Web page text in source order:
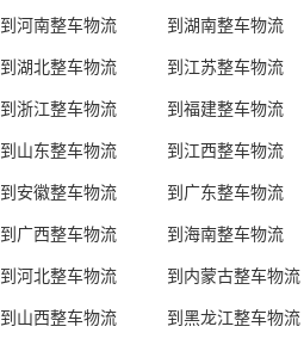
到河南整车物流 到湖南整车物流
到湖北整车物流 到江苏整车物流
到浙江整车物流 到福建整车物流
到山东整车物流 到江西整车物流
到安徽整车物流 到广东整车物流
到广西整车物流 到海南整车物流
到河北整车物流 到内蒙古整车物流
到山西整车物流 到黑龙江整车物流